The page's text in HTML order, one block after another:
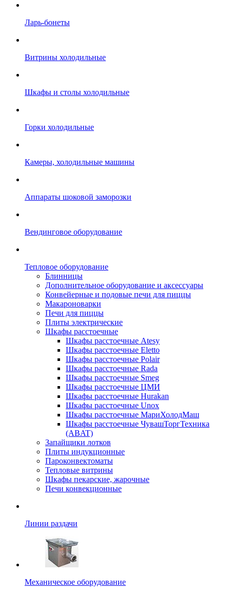
Ларь-бонеты
Витрины холодильные
Шкафы и столы холодильные
Горки холодильные
Камеры, холодильные машины
Аппараты шоковой заморозки
Вендинговое оборудование
Тепловое оборудование
Блинницы
Дополнительное оборудование и аксессуары
Конвейерные и подовые печи для пиццы
Макароноварки
Печи для пиццы
Плиты электрические
Шкафы расстоечные
Шкафы расстоечные Atesy
Шкафы расстоечные Eletto
Шкафы расстоечные Polair
Шкафы расстоечные Rada
Шкафы расстоечные Smeg
Шкафы расстоечные ЦМИ
Шкафы расстоечные Hurakan
Шкафы расстоечные Unox
Шкафы расстоечные МариХолодМаш
Шкафы расстоечные ЧувашТоргТехника
(ABAT)
Запайщики лотков
Плиты индукционные
Пароконвектоматы
Тепловые витрины
Шкафы пекарские, жарочные
Печи конвекционные
Линии раздачи
Механическое оборудование